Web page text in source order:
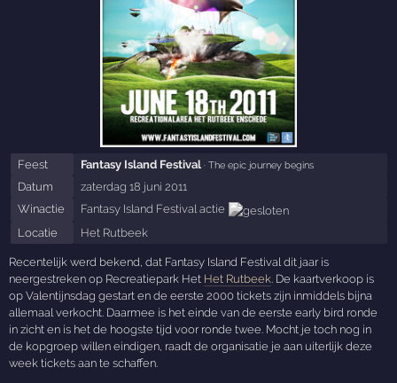
Feest Fantasy Island Festival · The epic journey begins
Datum
zaterdag 18 juni 2011
Winactie
Fantasy Island Festival actie
Locatie
Het Rutbeek
Recentelijk werd bekend, dat Fantasy Island Festival dit jaar is
neergestreken op Recreatiepark Het Het Rutbeek. De kaartverkoop is
op Valentijnsdag gestart en de eerste 2000 tickets zijn inmiddels bijna
allemaal verkocht. Daarmee is het einde van de eerste early bird ronde
in zicht en is het de hoogste tijd voor ronde twee. Mocht je toch nog in
de kopgroep willen eindigen, raadt de organisatie je aan uiterlijk deze
week tickets aan te schaffen.